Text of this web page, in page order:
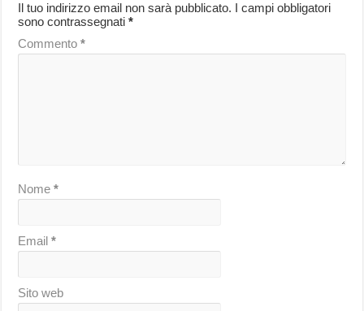
Il tuo indirizzo email non sarà pubblicato. I campi obbligatori
sono contrassegnati*
Commento*
Nome*
Email*
Sito web